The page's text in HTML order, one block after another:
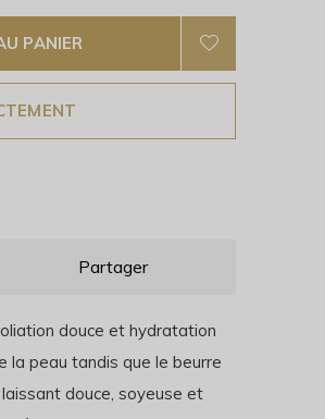
PANIER
Partager
douce et hydratation
la peau tandis que le beurre
douce, soyeuse et